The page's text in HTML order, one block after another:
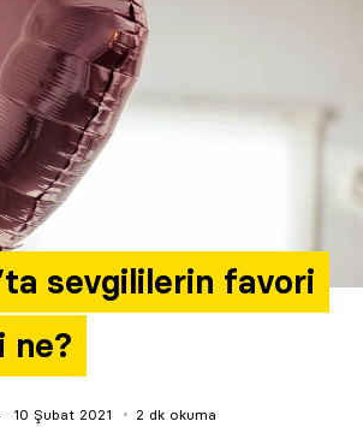
sevgililerin favori
ne?
10 Şubat 2021 2 dk okuma